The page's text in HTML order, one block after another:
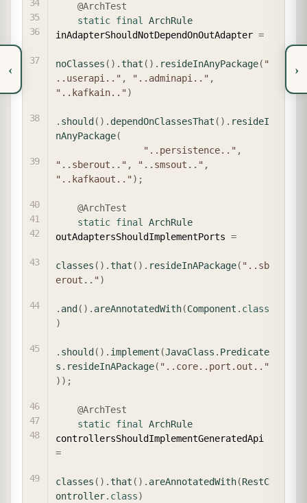
‹
@ArchTest
static final ArchRule
inAdapterShouldNotDependOnOutAdapter =
noClasses ( ) .that ( ) . resideInAnyPackage( "
..userapi.." , "..adminapi.." ,
"..kafkain..")
. should ( ) . dependOnClassesThat ( ) . resideI
nAnyPackage(
"..persistence.." ,
"..sberout.." , "..smsout.." ,
"..kafkaout..") ;
@ArchTest
static final ArchRule
outAdaptersShouldImplementPorts =
classes ( ) .that ( ) . resideInAPackage( "..sb
erout..")
. and ( ) . areAnnotatedWith(Component . class
)
. should ( ) . implement (JavaClass . Predicate
s . resideInAPackage( "..core..port.out.."
) ) ;
@ArchTest
static final ArchRule
=
classes ( ) .that ( ) . areAnnotatedWith(RestC
ontroller. class)
›